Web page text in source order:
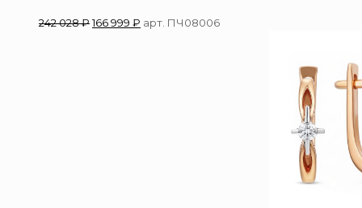
242 028₽166 999 ₽ арт. ПЧ08006